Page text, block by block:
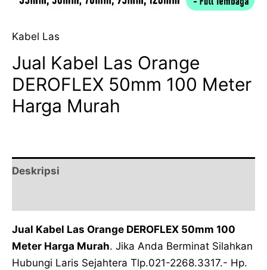
Kabel Las
Jual Kabel Las Orange
DEROFLEX 50mm 100 Meter
Harga Murah
Deskripsi
Jual Kabel Las Orange DEROFLEX 50mm 100
Meter Harga Murah. Jika Anda Berminat Silahkan
Hubungi Laris Sejahtera Tlp.021-2268.3317.- Hp.